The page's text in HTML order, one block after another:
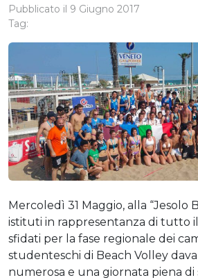
Pubblicato il 9 Giugno 2017
Tag:
Mercoledì 31 Maggio, alla “Jesolo
istituti in rappresentanza di tutto il
sfidati per la fase regionale dei
studenteschi di Beach Volley
numerosa e una giornata piena